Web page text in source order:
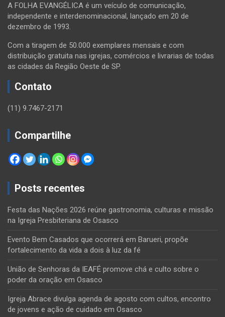
A FOLHA EVANGÉLICA é um veículo de comunicação,
independente e interdenominacional, lançado em 20 de
dezembro de 1993.
Com a tiragem de 50.000 exemplares mensais e com
distribuição gratuita nas igrejas, comércios e livrarias de todas
as cidades da Região Oeste de SP.
Contato
(11) 9.7467-2171
Compartilhe
Posts recentes
Festa das Nações 2026 reúne gastronomia, culturas e missão
na Igreja Presbiteriana de Osasco
Evento Bem Casados que ocorrerá em Barueri, propõe
fortalecimento da vida a dois à luz da fé
União de Senhoras da IEAFÉ promove chá e culto sobre o
poder da oração em Osasco
Igreja Abrace divulga agenda de agosto com cultos, encontro
de jovens e ação de cuidado em Osasco